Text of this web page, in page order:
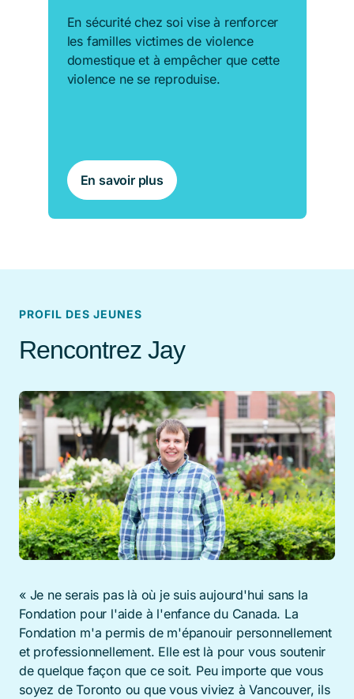
En sécurité chez soi vise à renforcer
les familles victimes de violence
domestique et à empêcher que cette
violence ne se reproduise.
En savoir plus
PROFIL DES JEUNES
Rencontrez Jay
« Je ne serais pas là où je suis aujourd'hui sans la
Fondation pour l'aide à l'enfance du Canada. La
Fondation m'a permis de m'épanouir personnellement
et professionnellement. Elle est là pour vous soutenir
de quelque façon que ce soit. Peu importe que vous
soyez de Toronto ou que vous viviez à Vancouver, ils